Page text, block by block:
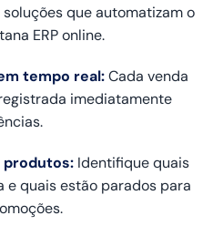
que automatizam o
ERP online.
tempo real:Cada venda
imediatamente
produtos: Identifique quais
e quais estão parados para